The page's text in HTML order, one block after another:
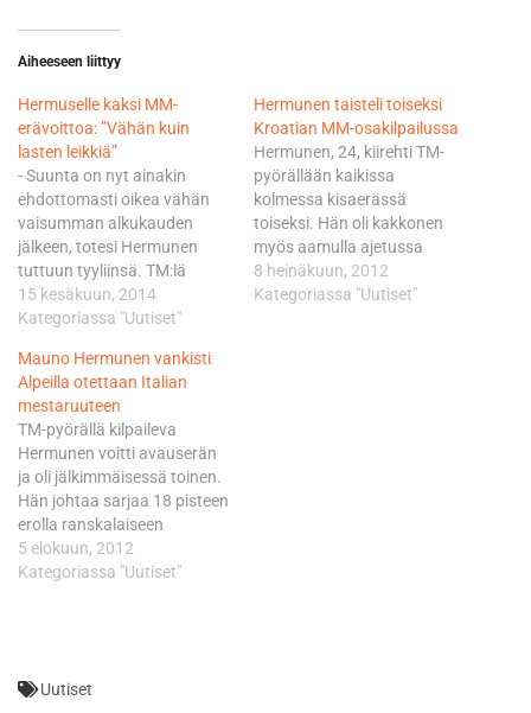
Aiheeseen liittyy
Hermuselle kaksi MM-
erävoittoa: ”Vähän kuin
lasten leikkiä”
- Suunta on nyt ainakin
ehdottomasti oikea vähän
vaisumman alkukauden
jälkeen, totesi Hermunen
tuttuun tyyliinsä. TM:lä
kisaavalle Hermuselle
kelpaavat vain voitot ja nyt
tasaiseen tahtiin. Hermunen
kukisti Sosnovan
avuserässä sarjaa johtavan
ranskalaisen TM-kuskin
Thomas Chareyren 0,313
sekunilla. Adrien Chareyre
ajoi Aprilialla kolmanneksi
12,290 sekuntia voittajan
takana.…
15 kesäkuun, 2014
Kategoriassa "Uutiset"
Hermunen taisteli toiseksi
Kroatian MM-osakilpailussa
Hermunen, 24, kiirehti TM-
pyörällään kaikissa
kolmessa kisaerässä
toiseksi. Hän oli kakkonen
myös aamulla ajetussa
Superpole aika-ajokisassa.
MM-pisteissä niin ikään
8 heinäkuun, 2012
Kategoriassa "Uutiset"
Mauno Hermunen vankisti
Alpeilla otettaan Italian
mestaruuteen
TM-pyörällä kilpaileva
Hermunen voitti avauserän
ja oli jälkimmäisessä toinen.
Hän johtaa sarjaa 18 pisteen
erolla ranskalaiseen
taistelukumppaniinsa
Thomas Chareyreen nähden.
Tilanne on nyt se, että
5 elokuun, 2012
Kategoriassa "Uutiset"
Uutiset